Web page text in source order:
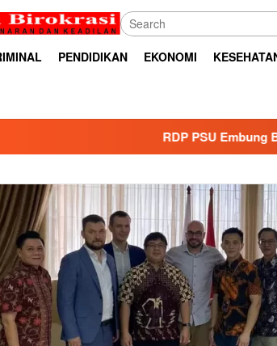
PENDIDIKAN EKONOMI
RDP PSU Embung Bugel